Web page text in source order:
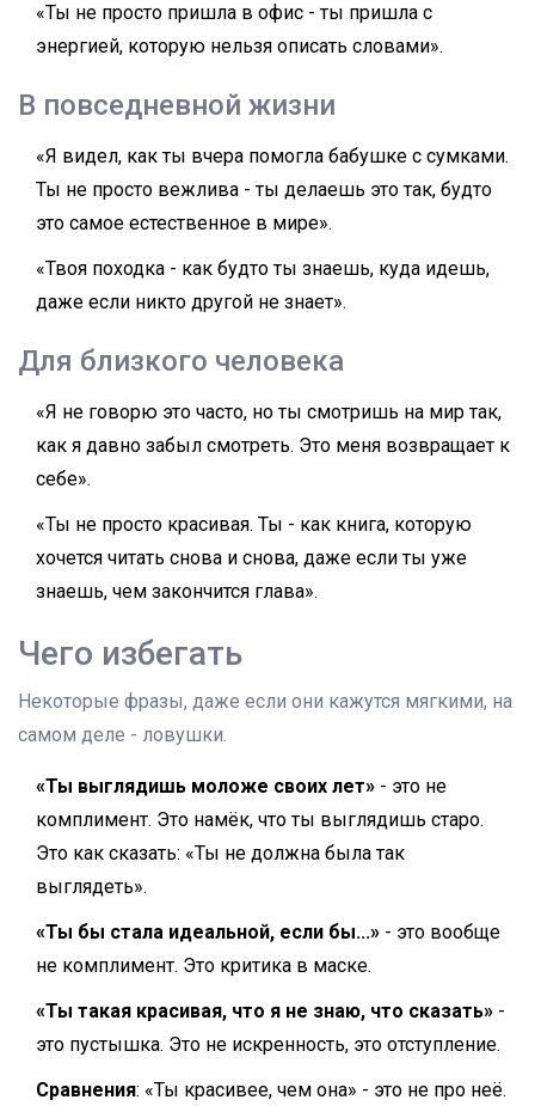
«Ты не просто пришла в офис - ты пришла с
энергией, которую нельзя описать словами».
В повседневной жизни
«Я видел, как ты вчера помогла бабушке с сумками.
Ты не просто вежлива - ты делаешь это так, будто
это самое естественное в мире».
«Твоя походка - как будто ты знаешь, куда идешь,
даже если никто другой не знает».
Для близкого человека
«Я не говорю это часто, но ты смотришь на мир так,
как я давно забыл смотреть. Это меня возвращает к
себе».
«Ты не просто красивая. Ты - как книга, которую
хочется читать снова и снова, даже если ты уже
знаешь, чем закончится глава».
Чего избегать
Некоторые фразы, даже если они кажутся мягкими, на
самом деле - ловушки.
«Ты выглядишь моложе своих лет» - это не
комплимент. Это намёк, что ты выглядишь старо.
Это как сказать: «Ты не должна была так
выглядеть».
«Ты бы стала идеальной, если бы...» - это вообще
не комплимент. Это критика в маске.
«Ты такая красивая, что я не знаю, что сказать» -
это пустышка. Это не искренность, это отступление.
Сравнения: «Ты красивее, чем она» - это не про неё.